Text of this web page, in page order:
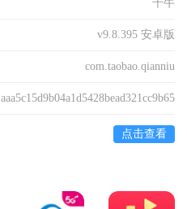
千牛
v9.8.395 安卓版
com.taobao.qianniu
aaa5c15d9b04a1d5428bead321cc9b65
点击查看